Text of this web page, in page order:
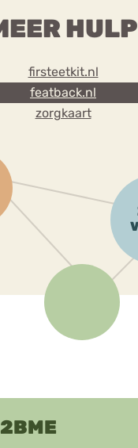
HULP
firsteetkit.nl
featback.nl
zorgkaart